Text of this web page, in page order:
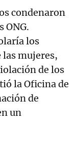
condenaron
ONG.
los
las mujeres,
de los
la Oficina de
de
un